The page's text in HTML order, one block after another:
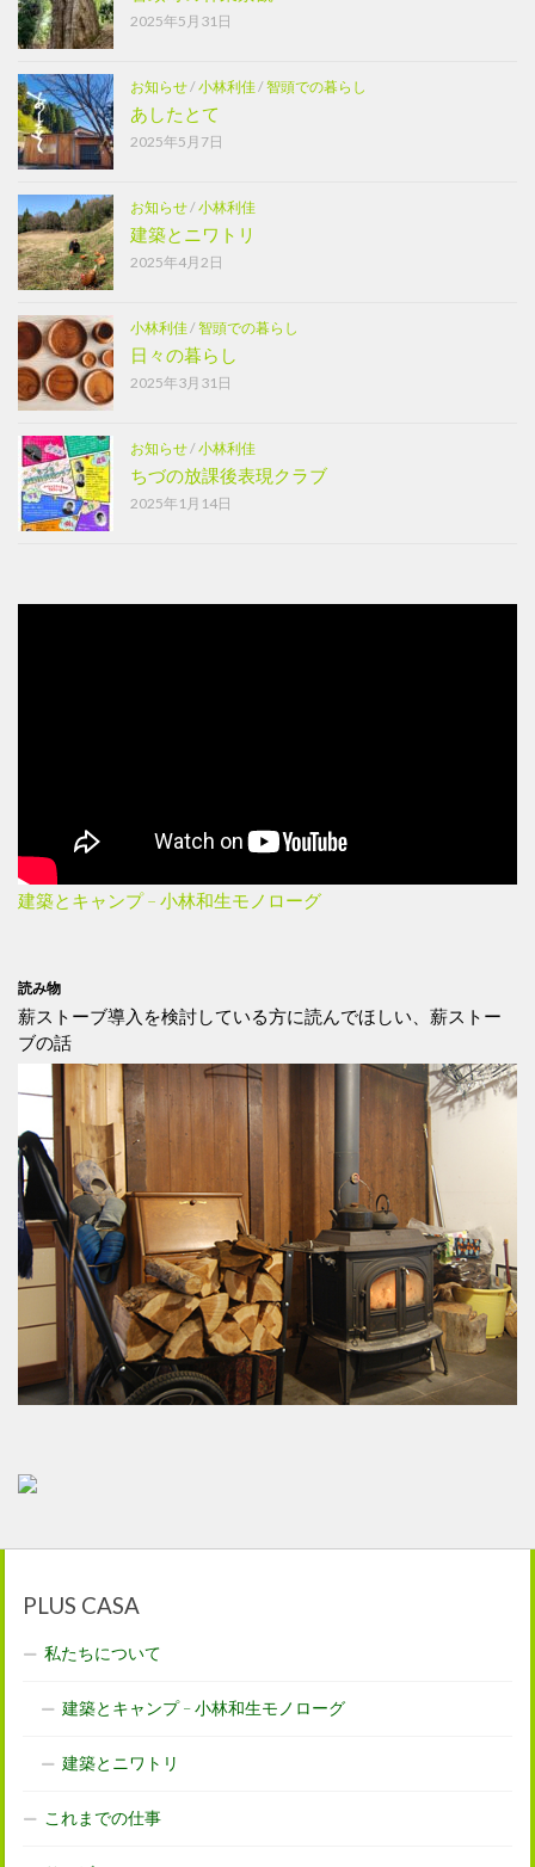
2025年5月31日
お知らせ/小林利佳/智頭での暮らし
あしたとて
2025年5月7日
お知らせ/小林利佳
建築とニワトリ
2025年4月2日
小林利佳/智頭での暮らし
日々の暮らし
2025年3月31日
お知らせ/小林利佳
ちづの放課後表現クラブ
2025年1月14日
建築とキャンプ – 小林和生モノローグ
読み物
薪ストーブ導入を検討している方に読んでほしい、薪ストー
ブの話
PLUS CASA
私たちについて
建築とキャンプ – 小林和生モノローグ
建築とニワトリ
これまでの仕事